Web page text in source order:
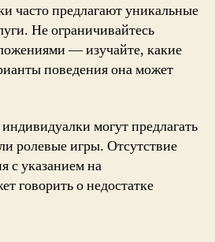
часто предлагают уникальные
Не ограничивайтесь
— изучайте, какие
поведения она может
могут предлагать
ролевые игры. Отсутствие
с указанием на
говорить о недостатке